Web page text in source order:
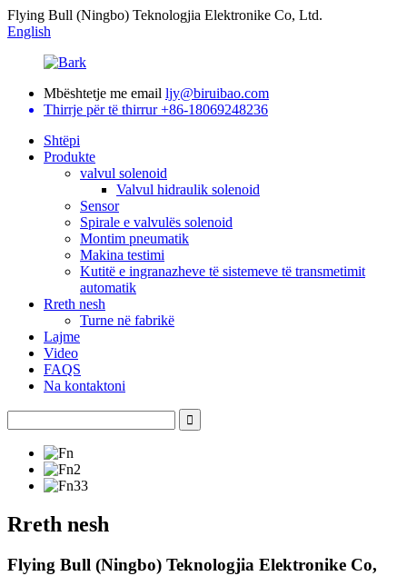
Flying Bull (Ningbo) Teknologjia Elektronike Co, Ltd.
English
Mbështetje me email ljy@biruibao.com
Thirrje për të thirrur +86-18069248236
Shtëpi
Produkte
valvul solenoid
Valvul hidraulik solenoid
Sensor
Spirale e valvulës solenoid
Montim pneumatik
Makina testimi
Kutitë e ingranazheve të sistemeve të transmetimit
automatik
Rreth nesh
Turne në fabrikë
Lajme
Video
FAQS
Na kontaktoni
Rreth nesh
Flying Bull (Ningbo) Teknologjia Elektronike Co,